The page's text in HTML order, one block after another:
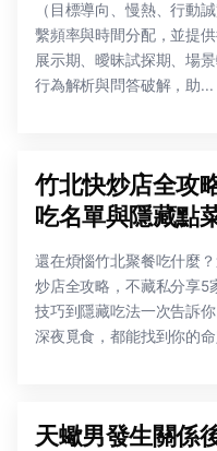
（目標導向、慢熱、行動
繫頻率與時間分配，並提
展示期、曖昧試探期、場
行為解析與問答破解，助...
竹北快炒店全攻
吃名單與隱藏點
還在煩惱竹北聚餐吃什麼
炒店全攻略，不藏私分享5
技巧到隱藏吃法一次告訴
深夜覓食，都能找到你的命
天蠍男發生關係